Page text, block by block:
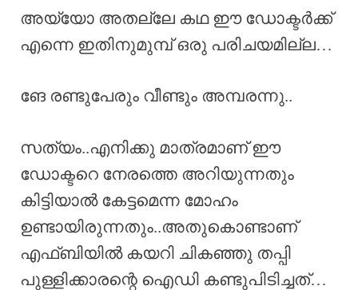
അയ്യോ അതല്ലേ കഥ ഈ ഡോക്ടർക്ക്
എന്നെ ഇതിനുമുമ്പ് ഒരു പരിചയമില്ല…
ങേ രണ്ടുപേരും വീണ്ടും അമ്പരന്നു..
സത്യം..എനിക്കു മാത്രമാണ് ഈ
ഡോക്ടറെ നേരത്തെ അറിയുന്നതും
കിട്ടിയാൽ കേട്ടമെന്ന മോഹം
ഉണ്ടായിരുന്നതും..അതുകൊണ്ടാണ്
എഫ്ബിയിൽ കയറി ചികഞ്ഞു തപ്പി
പുള്ളിക്കാരന്റെ ഐഡി കണ്ടുപിടിച്ചത്…